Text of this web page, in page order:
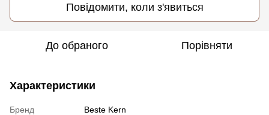
Повідомити, коли з'явиться
До обраного Порівняти
Характеристики
Бренд
Beste Kern